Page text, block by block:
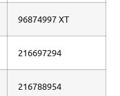
96874997 XT
216697294
216788954